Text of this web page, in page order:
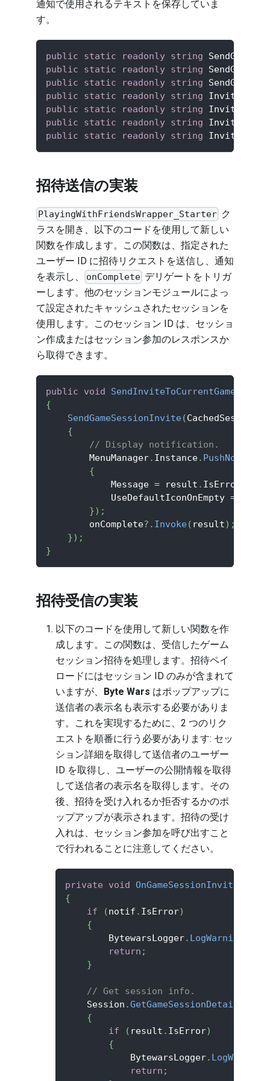
通知で使用されるテキストを保存していま
す。
public static readonly string
public
static readonly string
public
static readonly string
public
static readonly string
public
static readonly string
public
static readonly string
public
static readonly string
招待送信の実装
PlayingWithFriendsWrapper_Starter ク
ラスを開き、以下のコードを使用して新しい
関数を作成します。この関数は、指定された
ユーザー ID に招待リクエストを送信し、通知
を表示し、
onComplete デリゲートをトリガ
ーします。他のセッションモジュールによっ
て設定されたキャッシュされたセッションを
使用します。このセッション ID は、セッショ
ン作成またはセッション参加のレスポンスか
ら取得できます。
public void
{
SendGameSessionInvite(CachedSession
{
// Display notification.
        MenuManager
. Instance.
{
            Message
= result . IsError
            UseDefaultIconOnEmpty
=
}) ;
        onComplete
?. Invoke( result) ;
}) ;
}
招待受信の実装
以下のコードを使用して新しい関数を作
成します。この関数は、受信したゲーム
セッション招待を処理します。招待ペイ
ロードにはセッション ID のみが含まれて
いますが、
Byte Wars はポップアップに
送信者の表示名も表示する必要がありま
す。これを実現するために、2 つのリク
エストを順番に行う必要があります: セッ
ション詳細を取得して送信者のユーザー
ID を取得し、ユーザーの公開情報を取得
して送信者の表示名を取得します。その
後、招待を受け入れるか拒否するかのポ
ップアップが表示されます。招待の受け
入れは、セッション参加を呼び出すこと
で行われることに注意してください。
private void
{
if
(notif . IsError)
{
        BytewarsLogger
. LogWarning
return ;
}
// Get session info.
    Session
.
{
if
( result . IsError)
{
            BytewarsLogger
. LogWarning
return ;